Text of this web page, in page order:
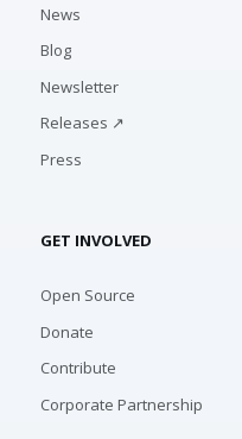
News
Blog
Newsletter
Releases ↗
Press
GET INVOLVED
Open Source
Donate
Contribute
Corporate Partnership